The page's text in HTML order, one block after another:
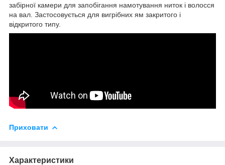
забірної камери для запобігання намотування ниток і волосся
на вал. Застосовується для вигрібних ям закритого і
відкритого типу.
Приховати
Характеристики